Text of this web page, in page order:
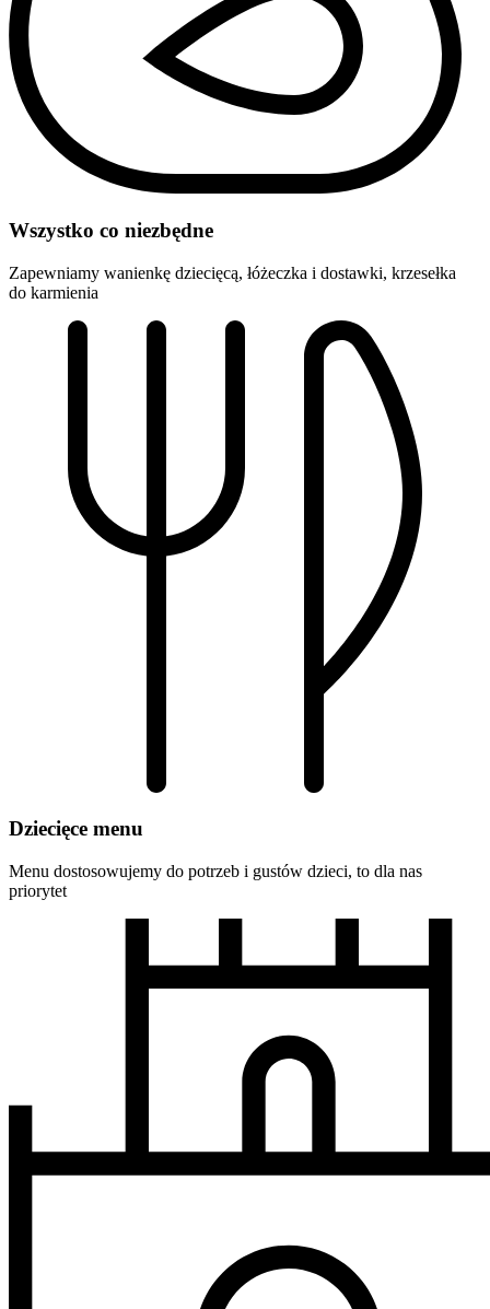
Wszystko co niezbędne
Zapewniamy wanienkę dziecięcą, łóżeczka i dostawki, krzesełka
do karmienia
Dziecięce menu
Menu dostosowujemy do potrzeb i gustów dzieci, to dla nas
priorytet